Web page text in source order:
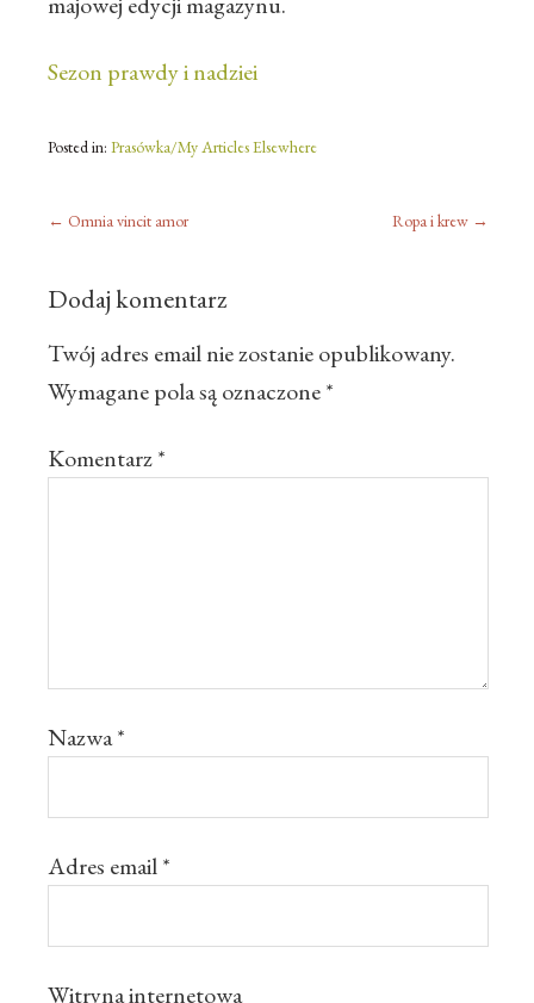
Sezon prawdy i nadziei
Posted in: Prasówka/My Articles Elsewhere
← Omnia vincit amor Ropa i krew →
Dodaj komentarz
Twój adres email nie zostanie opublikowany.
Wymagane pola są oznaczone*
Komentarz*
Nazwa*
Adres email*
Witryna internetowa